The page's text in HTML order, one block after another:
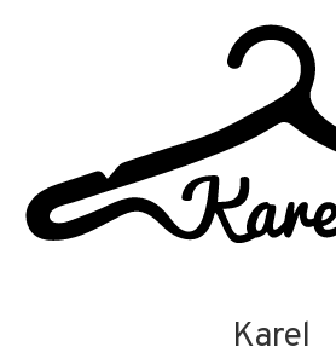
Karel